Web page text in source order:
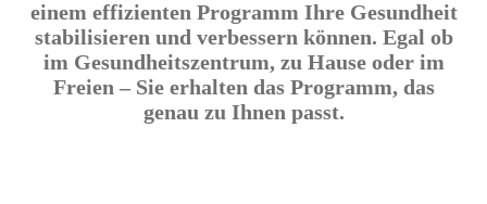
einem effizienten Programm Ihre Gesundheit
stabilisieren und verbessern können. Egal ob
im Gesundheitszentrum, zu Hause oder im
Freien – Sie erhalten das Programm, das
genau zu Ihnen passt.